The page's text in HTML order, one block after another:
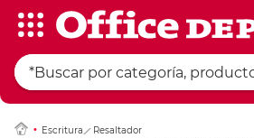
Escritura
Resaltador